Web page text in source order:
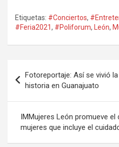
Etiquetas: #Conciertos,
#Feria2021, #Poliforum, León,
de
entradas
Fotoreportaje: Así se vivió
historia en Guanajuato
IMMujeres León promueve
mujeres que incluye el